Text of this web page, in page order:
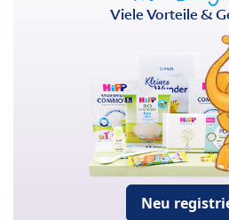
Viele Vorteile &
Neu